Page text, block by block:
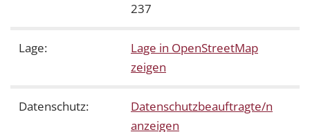
237
Lage:
Lage in OpenStreetMap
zeigen
Datenschutz:
Datenschutzbeauftragte/n
anzeigen